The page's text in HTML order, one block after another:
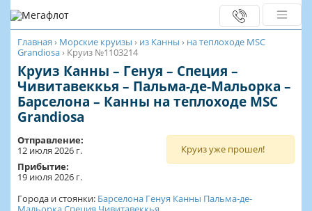
Главная › Морские круизы › из Канны › на теплоходе MSC
Grandiosa› Круиз №1103214
Круиз Канны – Генуя – Специя –
Чивитавеккья – Пальма-де-Мальорка –
Барселона – Канны на теплоходе MSC
Grandiosa
Отправление:
12 июля 2026 г.
Прибытие:
19 июля 2026 г.
Круиз уже прошел!
Города и стоянки: Барселона Генуя Канны Пальма-де-